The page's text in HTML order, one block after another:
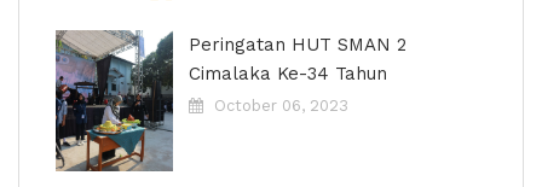
Peringatan HUT SMAN 2
Cimalaka Ke-34 Tahun
October 06, 2023